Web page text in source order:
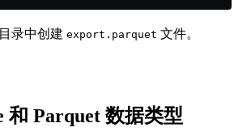
录中创建 export.parquet 文件。
和 Parquet 数据类型